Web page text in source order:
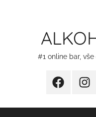
#1 online bar,
Facebook